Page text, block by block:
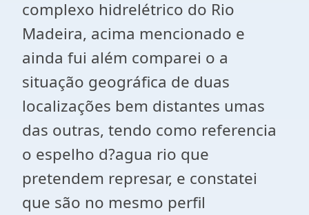
complexo hidrelétrico do Rio
Madeira, acima mencionado e
ainda fui além comparei o a
situação geográfica de duas
localizações bem distantes umas
das outras, tendo como referencia
o espelho d?agua rio que
pretendem represar, e constatei
que são no mesmo perfil